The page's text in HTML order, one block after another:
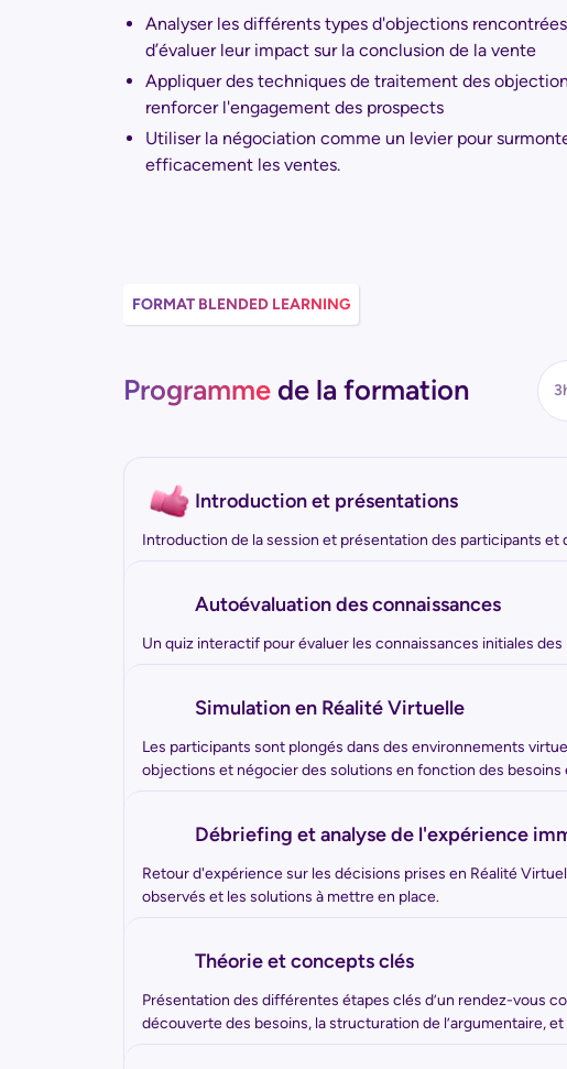
Analyser les différents types d'objections
d’évaluer leur impact sur la conclusion de la vente
Appliquer des techniques de traitement des
renforcer l'engagement des prospects
Utiliser la négociation comme un levier pour
efficacement les ventes.
FORMAT BLENDED LEARNING
Programme de la formation
Introduction et présentations
Introduction de la session et présentation des participants et
Autoévaluation des connaissances
Un quiz interactif pour évaluer les connaissances initiales
Simulation en Réalité Virtuelle
Les participants sont plongés dans des environnements
objections et négocier des solutions en fonction des
Débriefing et analyse de l'expérience
Retour d'expérience sur les décisions prises en Réalité
observés et les solutions à mettre en place.
Théorie et concepts clés
Présentation des différentes étapes clés d’un rendez-vous
découverte des besoins, la structuration de l’argumentaire,